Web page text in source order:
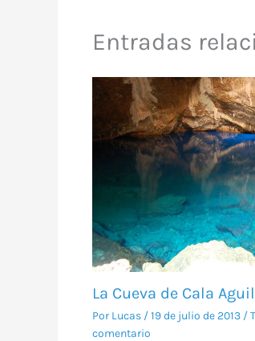
Entradas
La Cueva de Cala
Por Lucas /19 de julio de 2013 /
comentario